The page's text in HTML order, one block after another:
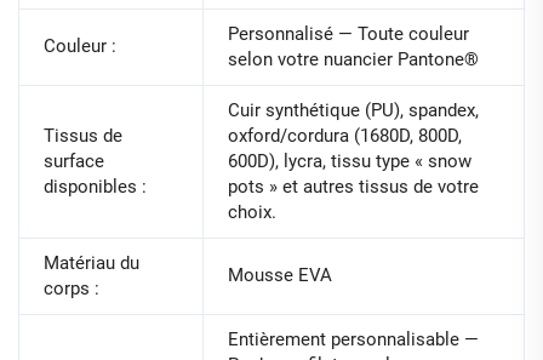
Couleur :
Personnalisé — Toute couleur
selon votre nuancier Pantone®
Tissus de
surface
disponibles :
Cuir synthétique (PU), spandex,
oxford/cordura (1680D, 800D,
600D), lycra, tissu type « snow
pots » et autres tissus de votre
choix.
Matériau du
corps :
Mousse EVA
Entièrement personnalisable —